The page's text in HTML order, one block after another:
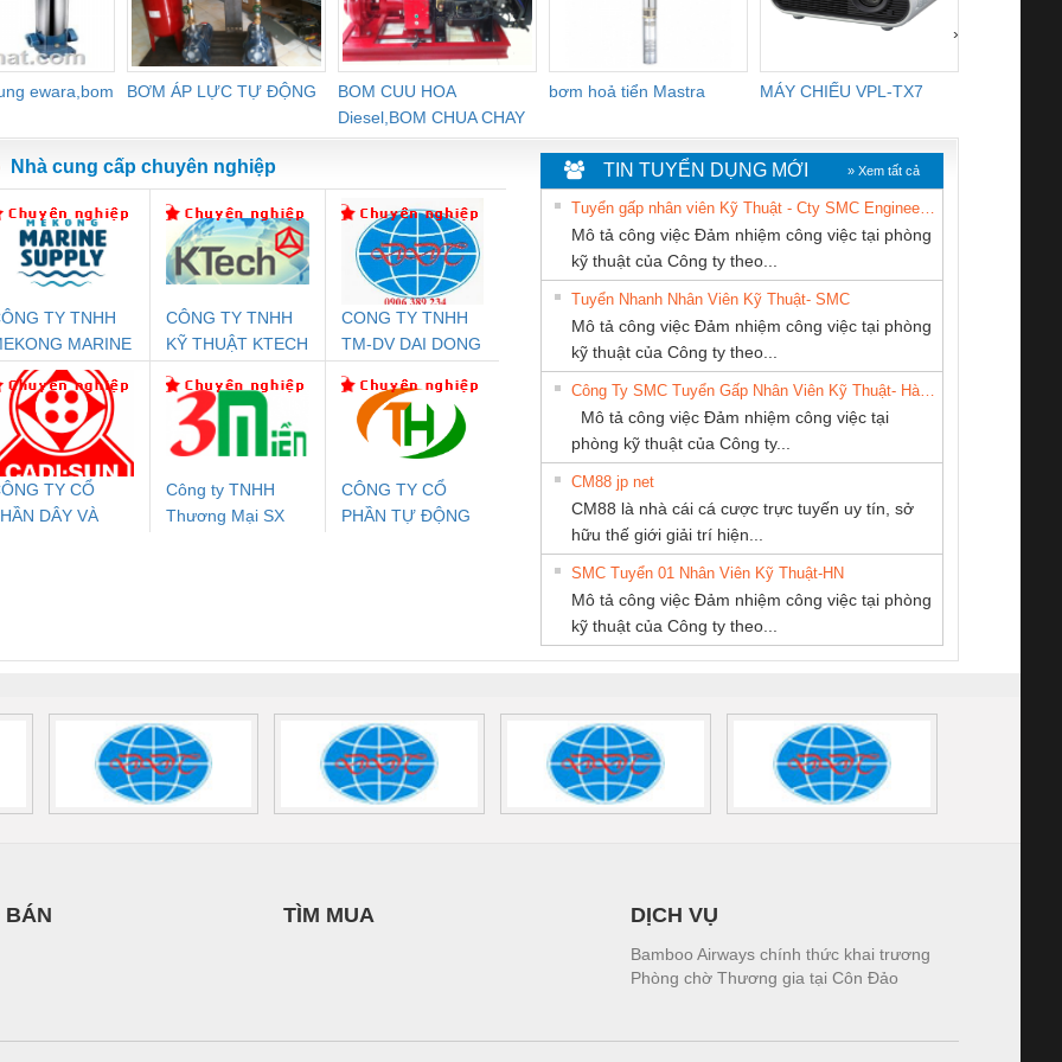
ewara,bom
BƠM ÁP LỰC TỰ ĐỘNG
BOM CUU HOA
Diesel,BOM CHUA CHAY
bơm hoả tiển Mastra MÁY CHIẾU VPL-TX7
›
An Toàn
Contact
PC20-1NO-
24DC-SP -
Rơ Le An Toàn
Phoenix Contact
PSR-SCP-
24UC/ESL4/3X1/1X2/B
- 2981059
Điện AC
Mô-đun Ắc Quy UPS
Bộ Lặp Tín Hiệu
PROFIBUS Phoenix
Contact PSI-REP-
PROFIBUS/12MB -
2708863
Rơ Le An Toàn
Phoenix Contact
2986960 – PSR-
SCP-
24DC/FSP/2X1/1X2
Rơ Le An Toàn
Bộ giám sát chuỗi
tấm pin
TRANSCLINIC 16I+
1K5 H (2502520000)
Bộ giám sát chuỗi
tấm pin
TRANSCLINIC 16I+
1K5 L (2433950000)
Bộ giám sát dòng
TRANSCLINIC 16I+
(2008130000)
điện TRANSCLINIC
BKE 1K5.4
(7791400879)2. Giá
Nẹp nhôm chống
trơn Đà Nẵng
Nhà cung cấp chuyên nghiệp
TY TNHH
MARINE
SUPPLY
CÔNG TY TNHH
KỸ THUẬT KTECH
CONG TY TNHH
TM-DV DAI DONG
TY CỔ
DÂY VÀ
Công ty TNHH
Thương Mại SX
CÔNG TY CỔ
PHẦN TỰ ĐỘNG
CÔNG TY TNHH
THƯƠNG MẠI
DỊCH VỤ KỸ
THUẬT ĐIỆN CƠ
GIA HƯNG PHÁT
CÔNG TY TNHH
THIẾT BỊ CÔNG
NGHIỆP NIHON
SETSUBI VIỆT
NAM
CÔNG TY TNHH
THIÊN ÂN VIỆT
NAM
Công Ty TNHH
Thiết Bị Điện Nam
Quốc Thịnh
KINH DOANH
DỊCH VỤ XNK
PHƯƠNG NAM
ĐỘNG TIẾN
TIN TUYỂN DỤNG MỚI » Xem tất cả
Tuyển gấp nhân viên Kỹ Thuật - Cty SMC Engineering
Mô tả công việc Đảm nhiệm công việc tại phòng
kỹ thuật của Công ty theo...
Tuyển Nhanh Nhân Viên Kỹ Thuật- SMC
Mô tả công việc Đảm nhiệm công việc tại phòng
kỹ thuật của Công ty theo...
Công Ty SMC Tuyển Gấp Nhân Viên Kỹ Thuật- Hà Nội
Mô tả công việc Đảm nhiệm công việc tại
phòng kỹ thuật của Công ty...
CM88 jp net
CM88 là nhà cái cá cược trực tuyến uy tín, sở
hữu thế giới giải trí hiện...
SMC Tuyển 01 Nhân Viên Kỹ Thuật-HN
Mô tả công việc Đảm nhiệm công việc tại phòng
kỹ thuật của Công ty theo...
BÁN TÌM MUA DỊCH VỤ
Bamboo Airways chính thức khai trương
Phòng chờ Thương gia tại Côn Đảo